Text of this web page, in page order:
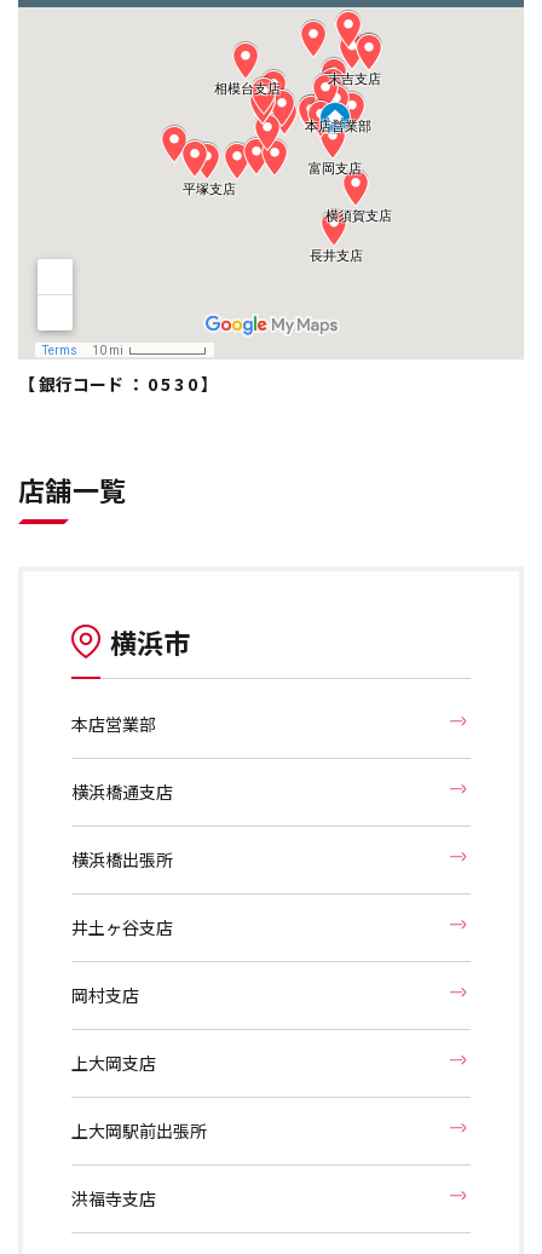
【 銀行コード ： 0 5 3 0 】
店舗一覧
横浜市
本店営業部
横浜橋通支店
横浜橋出張所
井土ヶ谷支店
岡村支店
上大岡支店
上大岡駅前出張所
洪福寺支店